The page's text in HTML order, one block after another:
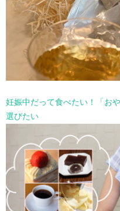
妊娠中だって食べたい！「お
選びたい